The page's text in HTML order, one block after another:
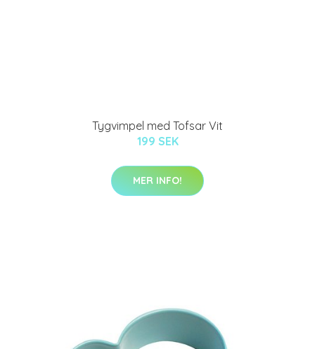
Tygvimpel med Tofsar Vit
199 SEK
MER INFO!